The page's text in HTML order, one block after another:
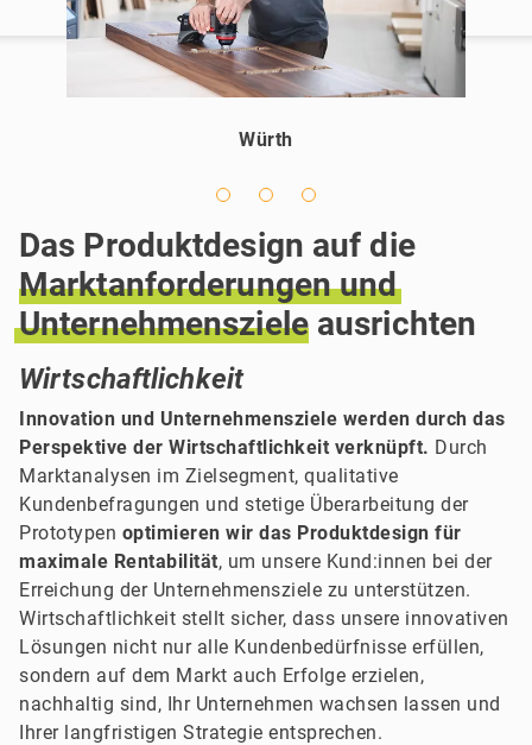
Das Produktdesign auf die
Marktanforderungen und
Unternehmenszieleausrichten
Wirtschaftlichkeit
Innovation und Unternehmensziele werden durch das
Perspektive der Wirtschaftlichkeit verknüpft. Durch
Marktanalysen im Zielsegment, qualitative
Kundenbefragungen und stetige Überarbeitung der
Prototypen optimieren wir das Produktdesign für
maximale Rentabilität, um unsere Kund:innen bei der
Erreichung der Unternehmensziele zu unterstützen.
Wirtschaftlichkeit stellt sicher, dass unsere innovativen
Lösungen nicht nur alle Kundenbedürfnisse erfüllen,
sondern auf dem Markt auch Erfolge erzielen,
nachhaltig sind, Ihr Unternehmen wachsen lassen und
Ihrer langfristigen Strategie entsprechen.
Würth